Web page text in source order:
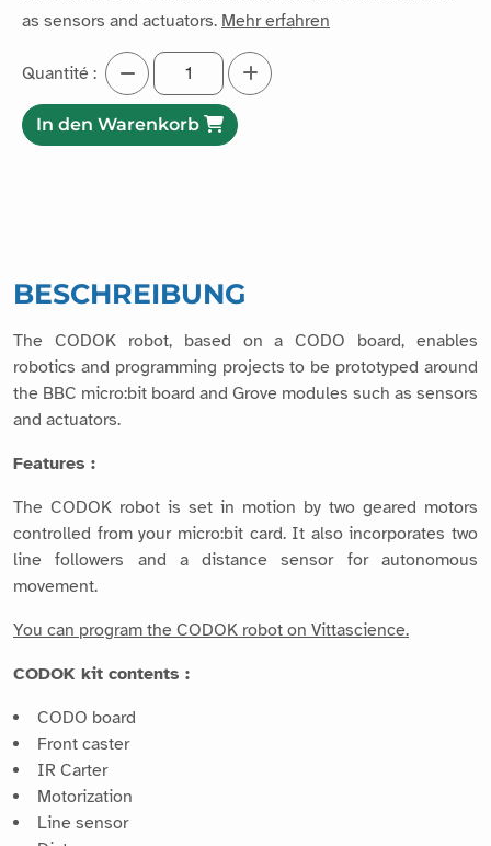
as sensors and actuators. Mehr erfahren
Quantité :
In den Warenkorb
BESCHREIBUNG
The CODOK robot, based on a CODO board, enables
robotics and programming projects to be prototyped around
the BBC micro:bit board and Grove modules such as sensors
and actuators.
Features :
The CODOK robot is set in motion by two geared motors
controlled from your micro:bit card. It also incorporates two
line followers and a distance sensor for autonomous
movement.
You can program the CODOK robot on Vittascience.
CODOK kit contents :
CODO board
Front caster
IR Carter
Motorization
Line sensor